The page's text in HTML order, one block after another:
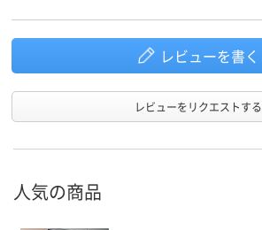
レビューを書く
レビューをリクエストする
人気の商品